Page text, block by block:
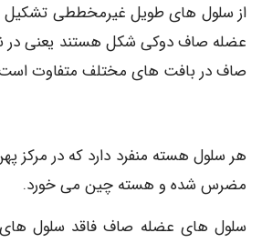
از سلول های طویل غیرمخططی تشکیل
عضله صاف دوکی شکل هستند یعنی در
صاف در بافت های مختلف متفاوت
هر سلول هسته منفرد دارد که در
مضرس شده و هسته چین می خورد.